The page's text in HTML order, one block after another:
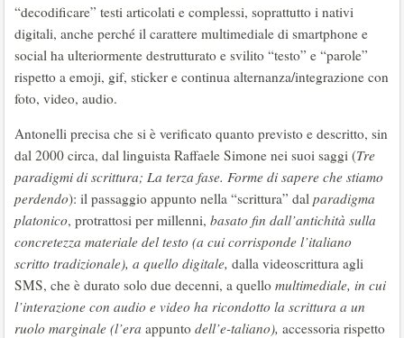
“decodificare” testi articolati e complessi, soprattutto i nativi
digitali, anche perché il carattere multimediale di smartphone e
social ha ulteriormente destrutturato e svilito “testo” e “parole”
rispetto a emoji, gif, sticker e continua alternanza/integrazione con
foto, video, audio.
Antonelli precisa che si è verificato quanto previsto e descritto, sin
dal 2000 circa, dal linguista Raffaele Simone nei suoi saggi (Tre
paradigmi di scrittura; La terza fase. Forme di sapere che stiamo
perdendo): il passaggio appunto nella “scrittura” dal paradigma
platonico, protrattosi per millenni, basato fin dall’antichità sulla
concretezza materiale del testo (a cui corrisponde l’italiano
scritto tradizionale), a quello digitale, dalla videoscrittura agli
SMS, che è durato solo due decenni, a quello multimediale, in cui
l’interazione con audio e video ha ricondotto la scrittura a un
ruolo marginale (l’era appunto dell’e-taliano), accessoria rispetto